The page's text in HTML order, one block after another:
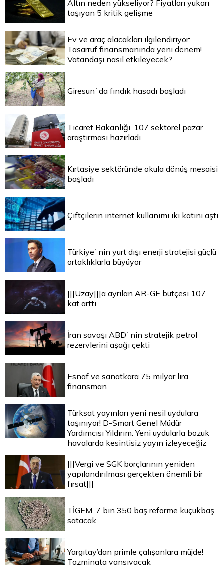
Altın neden yükseliyor? Fiyatları yukarı
taşıyan 5 kritik gelişme
Ev ve araç alacakları ilgilendiriyor:
Tasarruf finansmanında yeni dönem!
Vatandaşı nasıl etkileyecek?
Giresun`da fındık hasadı başladı
Ticaret Bakanlığı, 107 sektörel pazar
araştırması hazırladı
Kırtasiye sektöründe okula dönüş mesaisi
başladı
Çiftçilerin internet kullanımı iki katını aştı
Türkiye`nin yurt dışı enerji stratejisi güçlü
ortaklıklarla büyüyor
|||Uzay|||a ayrılan AR-GE bütçesi 107
kat arttı
İran savaşı ABD`nin stratejik petrol
rezervlerini aşağı çekti
Esnaf ve sanatkara 75 milyar lira
finansman
Türksat yayınları yeni nesil uydulara
taşınıyor! D-Smart Genel Müdür
Yardımcısı Yıldırım: Yeni uydularla bozuk
havalarda kesintisiz yayın izleyeceğiz
|||Vergi ve SGK borçlarının yeniden
yapılandırılması gerçekten önemli bir
fırsat|||
TİGEM, 7 bin 350 baş reforme küçükbaş
satacak
Yargıtay’dan primle çalışanlara müjde!
Tazminata yansıyacak